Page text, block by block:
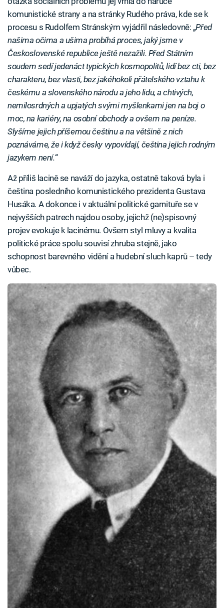
komunistické strany a na stránky Rudého práva, kde se k
procesu s Rudolfem Stránským vyjádřil následovně: „Před
našima očima a ušima probíhá proces, jaký jsme v
Československé republice ještě nezažili. Před Státním
soudem sedí jedenáct typických kosmopolitů, lidí bez cti, bez
charakteru, bez vlasti, bez jakéhokoli přátelského vztahu k
českému a slovenského národu a jeho lidu, a chtivých,
nemilosrdných a upjatých svými myšlenkami jen na boj o
moc, na kariéry, na osobní obchody a ovšem na peníze.
Slyšíme jejich příšernou češtinu a na většině z nich
poznáváme, že i když česky vypovídají, čeština jejich rodným
jazykem není.“
Až příliš lacině se naváží do jazyka, ostatně taková byla i
čeština posledního komunistického prezidenta Gustava
Husáka. A dokonce i v aktuální politické garnituře se v
nejvyšších patrech najdou osoby, jejichž (ne)spisovný
projev evokuje k lacinému. Ovšem styl mluvy a kvalita
politické práce spolu souvisí zhruba stejně, jako
schopnost barevného vidění a hudební sluch kaprů – tedy
vůbec.